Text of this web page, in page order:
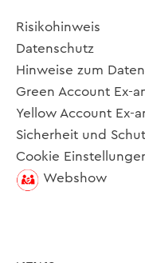
Risikohinweis
Datenschutz
Hinweise zum
Green Account Ex-
Yellow Account Ex-
Sicherheit und
Cookie
Webshow